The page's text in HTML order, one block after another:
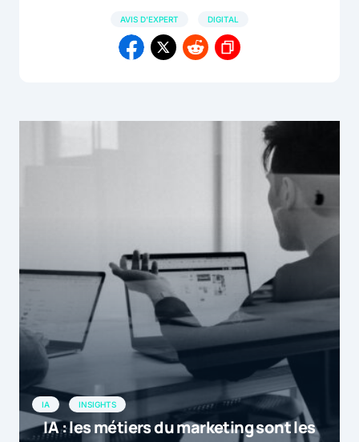
AVIS D'EXPERT DIGITAL
IA INSIGHTS
IA : les métiers du marketing sont les